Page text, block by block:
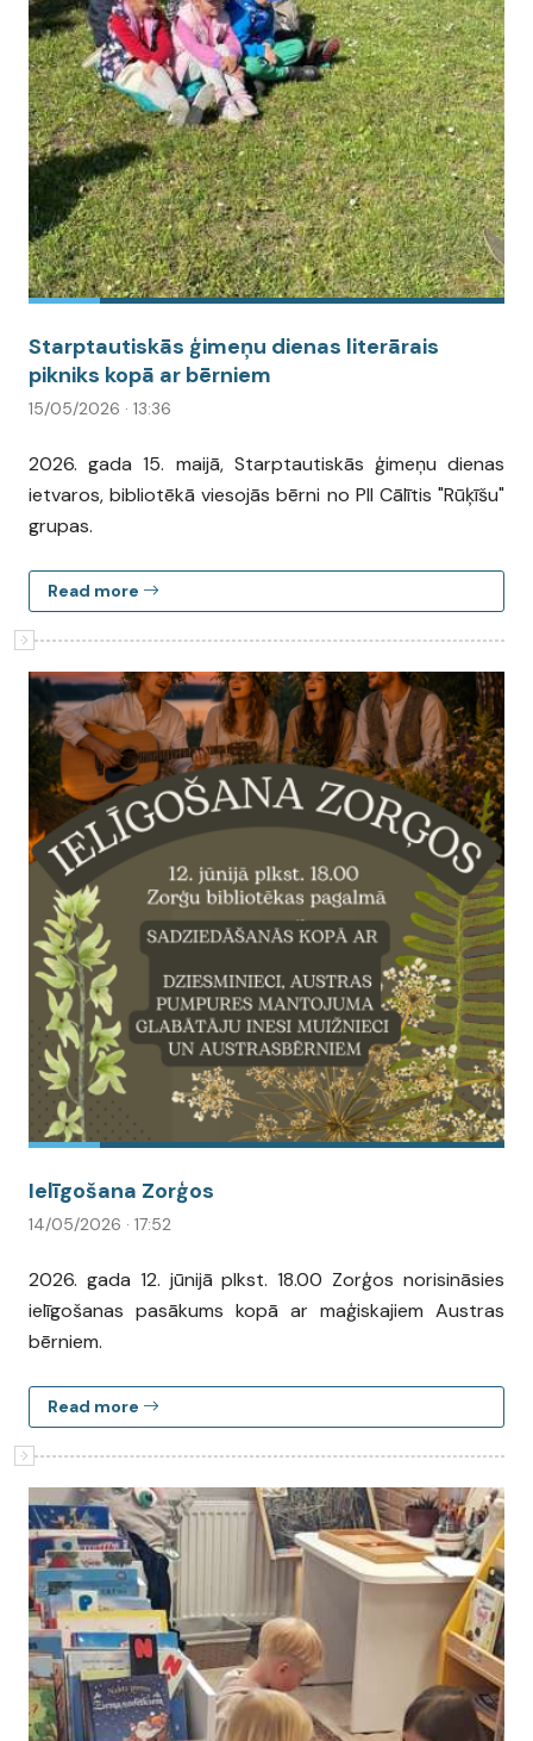
Starptautiskās ģimeņu dienas literārais
pikniks kopā ar bērniem
15/05/2026 · 13:36
2026. gada 15. maijā, Starptautiskās ģimeņu dienas
ietvaros, bibliotēkā viesojās bērni no PII Cālītis "Rūķīšu"
grupas.
Read more
Ielīgošana Zorģos
14/05/2026 · 17:52
2026. gada 12. jūnijā plkst. 18.00 Zorģos norisināsies
ielīgošanas pasākums kopā ar maģiskajiem Austras
bērniem.
Read more